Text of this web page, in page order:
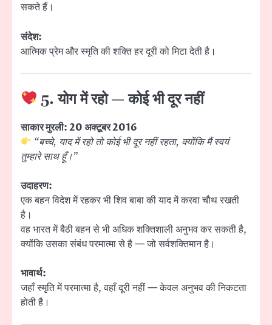
सकते हैं।
संदेश:
आत्मिक प्रेम और स्मृति की शक्ति हर दूरी को मिटा देती है।
5. योग में रहो — कोई भी दूर नहीं
साकार मुरली: 20 अक्टूबर 2016
“बच्चे, याद में रहो तो कोई भी दूर नहीं रहता, क्योंकि मैं स्वयं
तुम्हारे साथ हूँ।”
उदाहरण:
एक बहन विदेश में रहकर भी शिव बाबा की याद में करवा चौथ रखती
है।
वह भारत में बैठी बहन से भी अधिक शक्तिशाली अनुभव कर सकती है,
क्योंकि उसका संबंध परमात्मा से है — जो सर्वशक्तिमान है।
भावार्थ:
जहाँ स्मृति में परमात्मा है, वहाँ दूरी नहीं — केवल अनुभव की निकटता
होती है।